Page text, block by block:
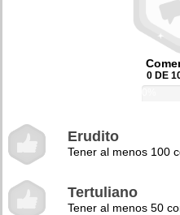
0 DE
Erudito
Tener al menos 100
Tertuliano
Tener al menos 50